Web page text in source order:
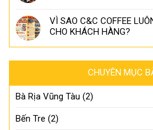
VÌ SAO C&C COFFEE
CHO KHÁCH HÀNG?
CHUYÊN MỤC
Bà Rịa Vũng Tàu (2)
Bến Tre (2)